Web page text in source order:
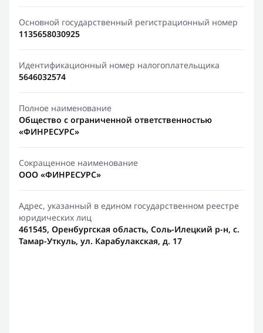
Основной государственный регистрационный номер
1135658030925
Идентификационный номер налогоплательщика
5646032574
Полное наименование
Общество с ограниченной ответственностью
«ФИНРЕСУРС»
Сокращенное наименование
ООО «ФИНРЕСУРС»
Адрес, указанный в едином государственном реестре
юридических лиц
461545, Оренбургская область, Соль-Илецкий р-н, с.
Тамар-Уткуль, ул. Карабулакская, д. 17